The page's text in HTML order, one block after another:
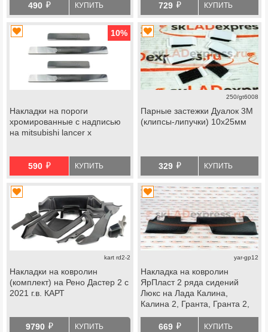
490 й КУПИТЬ 729 й КУПИТЬ
10%
Накладки на пороги
хромированные с надписью
на mitsubishi lancer x
590 й КУПИТЬ
250/gt6008
Парные застежки Дуалок 3М
(клипсы-липучки) 10х25мм
329 й КУПИТЬ
kart rd2-2
Накладки на ковролин
(комплект) на Рено Дастер 2 с
2021 г.в. КАРТ
9790 й КУПИТЬ
yar-gp12
Накладка на ковролин
ЯрПласт 2 ряда сидений
Люкс на Лада Калина,
Калина 2, Гранта, Гранта 2,
669 й КУПИТЬ